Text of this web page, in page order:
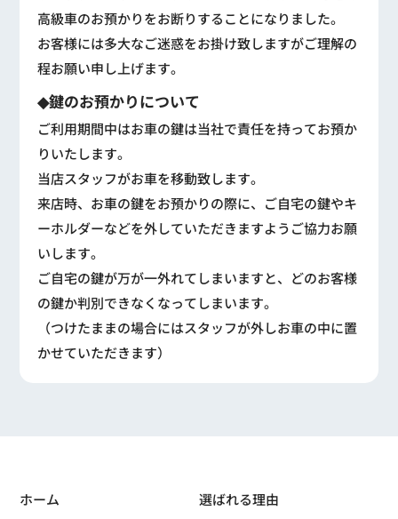
高級車のお預かりをお断りすることになりました。
お客様には多大なご迷惑をお掛け致しますがご理解の
程お願い申し上げます。
◆鍵のお預かりについて
ご利用期間中はお車の鍵は当社で責任を持ってお預か
りいたします。
当店スタッフがお車を移動致します。
来店時、お車の鍵をお預かりの際に、ご自宅の鍵やキ
ーホルダーなどを外していただきますようご協力お願
いします。
ご自宅の鍵が万が一外れてしまいますと、どのお客様
の鍵か判別できなくなってしまいます。
（つけたままの場合にはスタッフが外しお車の中に置
かせていただきます）
ホーム
選ばれる理由